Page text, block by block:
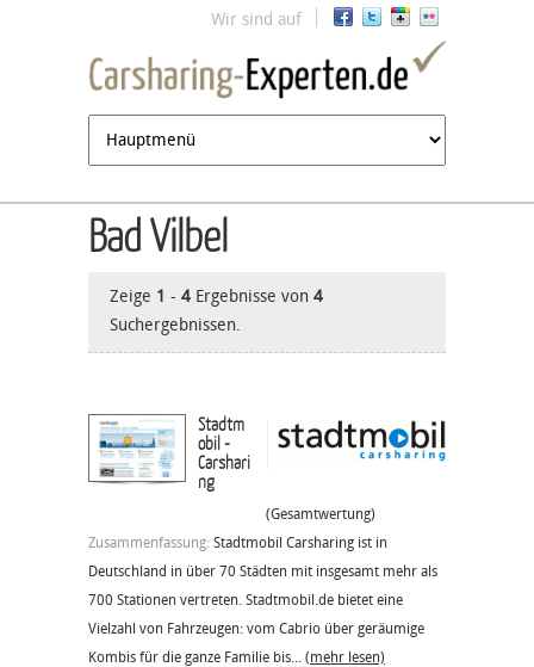
Jump to navigation
Wir sind auf
Bad Vilbel
Zeige 1 - 4 Ergebnisse von 4
Suchergebnissen.
Stadtm
obil -
Carshari
ng
(Gesamtwertung)
Zusammenfassung: Stadtmobil Carsharing ist in
Deutschland in über 70 Städten mit insgesamt mehr als
700 Stationen vertreten. Stadtmobil.de bietet eine
Vielzahl von Fahrzeugen: vom Cabrio über geräumige
Kombis für die ganze Familie bis... (mehr lesen)